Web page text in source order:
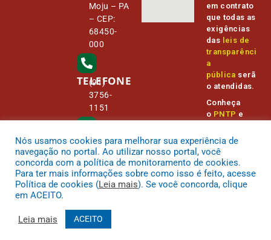
Moju – PA
– CEP:
68450-
000
TELEFONE
(91)
3756-
1151
E-MAIL
camara@
cmmoju.p
a.gov.br
em contrato
que todas as
exigências
das leis de
transparênci
a
pública serã
o atendidas.
Conheça
o PNTP e
Transparênc
ia Pública
Todos os direitos reservados a Câmara Municipal Moju
Nós usamos cookies para melhorar sua experiência de
navegação no portal. Ao utilizar nosso portal, você
concorda com a política de monitoramento de cookies.
Para ter mais informações sobre como isso é feito, acesse
Política de cookies (Leia mais). Se você concorda, clique
em ACEITO.
Leia mais ACEITO